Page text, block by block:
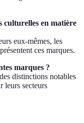
culturelles en matière
eux-mêmes, les
ces marques.
marques ?
distinctions notables
leurs secteurs